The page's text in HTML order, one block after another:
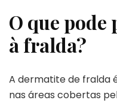
O que
à fralda?
A dermatite de fralda
nas áreas cobertas